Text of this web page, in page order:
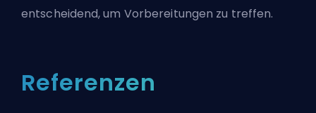
entscheidend, um Vorbereitungen zu treffen.
Referenzen